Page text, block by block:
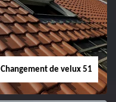
toiture 51
Changement de velux 51